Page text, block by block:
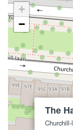
The
+
−